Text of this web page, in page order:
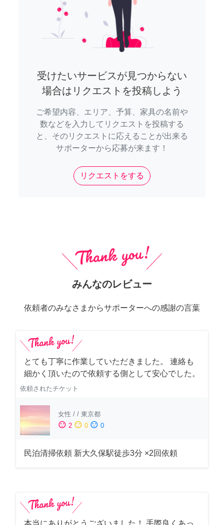
受けたいサービスが見つからない
場合はリクエストを投稿しよう
ご希望内容、エリア、予算、家具の名前や
数などを入力してリクエストを投稿する
と、そのリクエストに応えることが出来る
サポーターから応募が来ます！
リクエストをする
みんなのレビュー
依頼者のみなさまからサポーターへの感謝の言葉
とても丁寧に作業していただきました。 連絡も
細かく頂いたので依頼する側として安心でした。
依頼されたチケット
女性 / / 東京都
sentiment_satisfied 2 sentiment_neutral 0 sentiment_dissatisfied 0
民泊清掃依頼 新大久保駅徒歩3分 ×2回依頼